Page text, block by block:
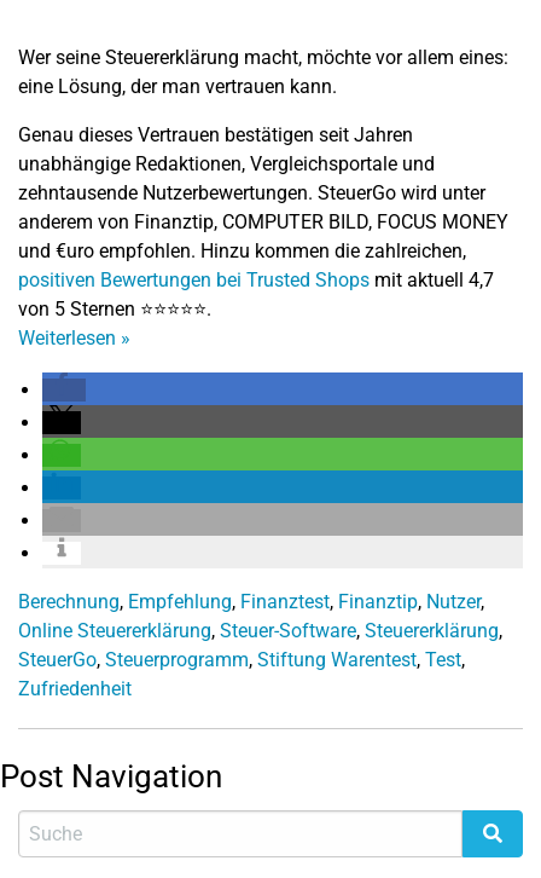
Wer seine Steuererklärung macht, möchte vor allem eines:
eine Lösung, der man vertrauen kann.
Genau dieses Vertrauen bestätigen seit Jahren
unabhängige Redaktionen, Vergleichsportale und
zehntausende Nutzerbewertungen. SteuerGo wird unter
anderem von Finanztip, COMPUTER BILD, FOCUS MONEY
und €uro empfohlen. Hinzu kommen die zahlreichen,
positiven Bewertungen bei Trusted Shops mit aktuell 4,7
von 5 Sternen ⭐⭐⭐⭐⭐.
Weiterlesen »
Berechnung, Empfehlung, Finanztest, Finanztip, Nutzer,
Online Steuererklärung, Steuer-Software, Steuererklärung,
SteuerGo, Steuerprogramm, Stiftung Warentest, Test,
Zufriedenheit
Post Navigation